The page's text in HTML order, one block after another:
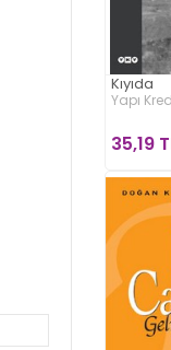
Kıyıda
Yapı
35,19